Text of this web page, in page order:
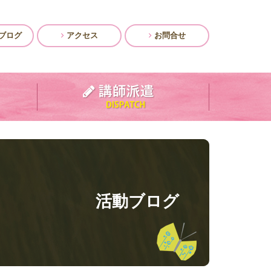
ログ アクセス お問合せ
活動ブログ